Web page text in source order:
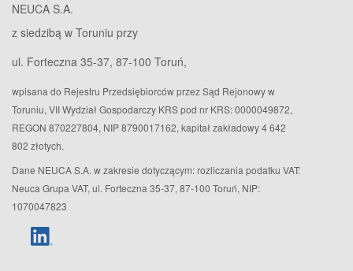
NEUCA S.A.
z siedzibą w Toruniu przy
ul. Forteczna 35-37, 87-100 Toruń,
wpisana do Rejestru Przedsiębiorców przez Sąd Rejonowy w
Toruniu, VII Wydział Gospodarczy KRS pod nr KRS: 0000049872,
REGON 870227804, NIP 8790017162, kapitał zakładowy 4 642
802 złotych.
Dane NEUCA S.A. w zakresie dotyczącym: rozliczania podatku VAT:
Neuca Grupa VAT, ul. Forteczna 35-37, 87-100 Toruń, NIP:
1070047823